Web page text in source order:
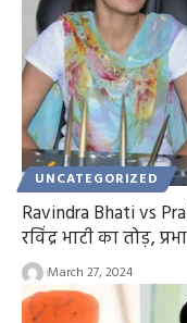
UNCATEGORIZED
Ravindra Bhati vs
रविंद्र भाटी का तोड़,
March 27, 2024